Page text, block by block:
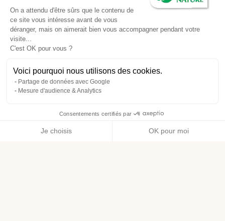
On a attendu d'être sûrs que le contenu de
ce site vous intéresse avant de vous
déranger, mais on aimerait bien vous accompagner pendant votre
visite...
C'est OK pour vous ?
Voici pourquoi nous utilisons des cookies.
Partage de données avec Google
Mesure d'audience & Analytics
Consentements certifiés par
Je choisis OK pour moi